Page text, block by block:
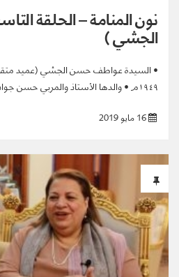
نون المنامة – الحلقة
الجشي )
• السيدة عواطف حسن الجشي (عميد
١٩٤٩م • والدها الأستاذ والمربي حسن جواد الجشي...